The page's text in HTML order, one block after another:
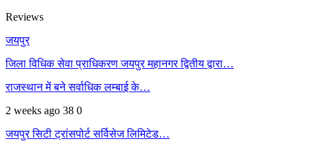
Reviews
जयपुर
जिला विधिक सेवा प्राधिकरण जयपुर महानगर द्वितीय द्वारा…
राजस्थान में बने सर्वाधिक लम्बाई के…
2 weeks ago 38 0
जयपुर सिटी ट्रांसपोर्ट सर्विसेज लिमिटेड…